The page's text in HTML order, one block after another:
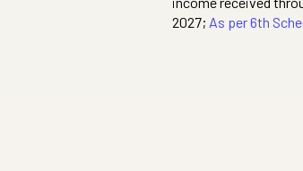
2027; As per 6th